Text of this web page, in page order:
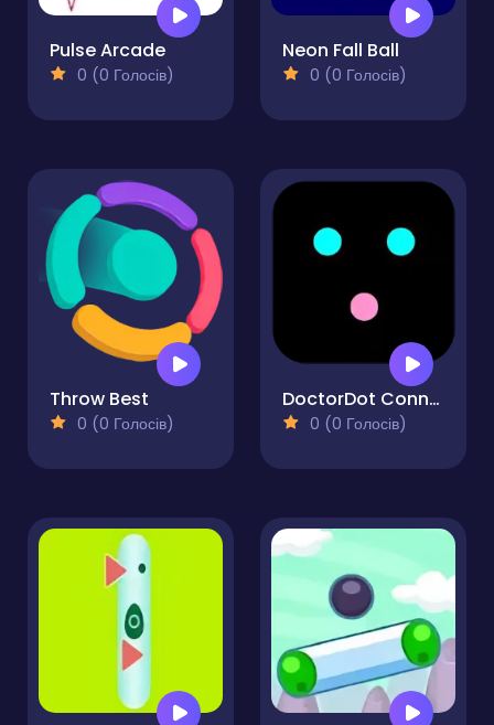
Pulse Arcade
0 (0 Голосів)
Neon Fall Ball
0 (0 Голосів)
Throw Best
0 (0 Голосів)
DoctorDot Connect Mania
0 (0 Голосів)